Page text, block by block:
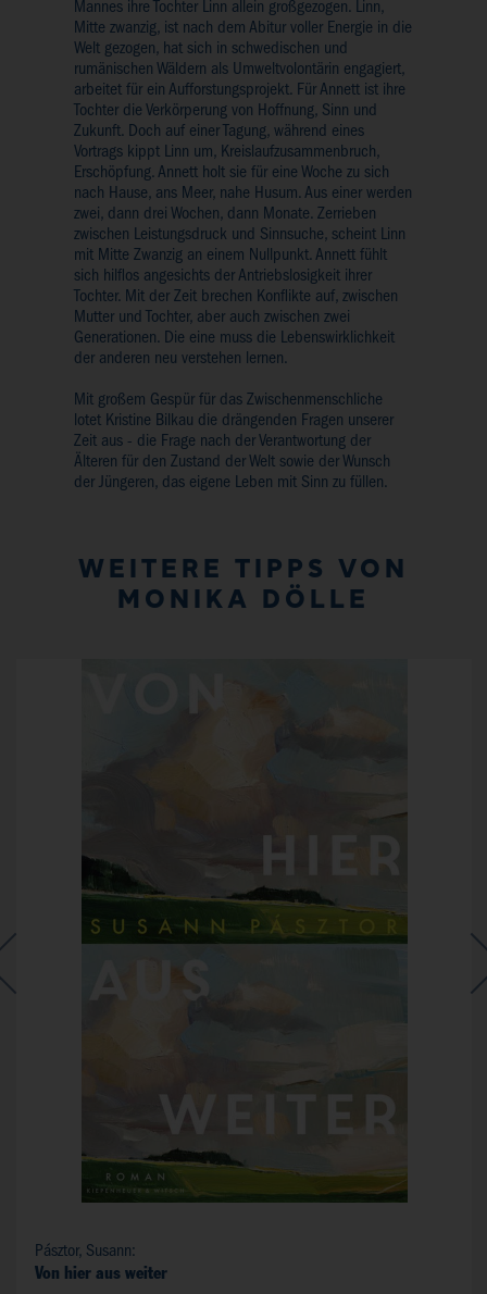
Mannes ihre Tochter Linn allein großgezogen. Linn,
Mitte zwanzig, ist nach dem Abitur voller Energie in die
Welt gezogen, hat sich in schwedischen und
rumänischen Wäldern als Umweltvolontärin engagiert,
arbeitet für ein Aufforstungsprojekt. Für Annett ist ihre
Tochter die Verkörperung von Hoffnung, Sinn und
Zukunft. Doch auf einer Tagung, während eines
Vortrags kippt Linn um, Kreislaufzusammenbruch,
Erschöpfung. Annett holt sie für eine Woche zu sich
nach Hause, ans Meer, nahe Husum. Aus einer werden
zwei, dann drei Wochen, dann Monate. Zerrieben
zwischen Leistungsdruck und Sinnsuche, scheint Linn
mit Mitte Zwanzig an einem Nullpunkt. Annett fühlt
sich hilflos angesichts der Antriebslosigkeit ihrer
Tochter. Mit der Zeit brechen Konflikte auf, zwischen
Mutter und Tochter, aber auch zwischen zwei
Generationen. Die eine muss die Lebenswirklichkeit
der anderen neu verstehen lernen.
Mit großem Gespür für das Zwischenmenschliche
lotet Kristine Bilkau die drängenden Fragen unserer
Zeit aus - die Frage nach der Verantwortung der
Älteren für den Zustand der Welt sowie der Wunsch
der Jüngeren, das eigene Leben mit Sinn zu füllen.
WEITERE TIPPS VON
MONIKA DÖLLE
Pásztor, Susann:
Von hier aus weiter